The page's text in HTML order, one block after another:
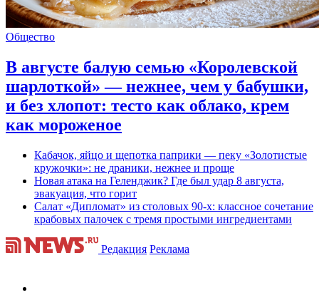
Общество
В августе балую семью «Королевской
шарлоткой» — нежнее, чем у бабушки,
и без хлопот: тесто как облако, крем
как мороженое
Кабачок, яйцо и щепотка паприки — пеку «Золотистые
кружочки»: не драники, нежнее и проще
Новая атака на Геленджик? Где был удар 8 августа,
эвакуация, что горит
Салат «Дипломат» из столовых 90-х: классное сочетание
крабовых палочек с тремя простыми ингредиентами
Редакция Реклама